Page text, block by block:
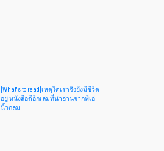
[What's to read]เหตุใดเราจึงยังมีชีวิต
อยู่ หนังสือดีอีกเล่มที่น่าอ่านจากพี่เอ๋
นิ้วกลม